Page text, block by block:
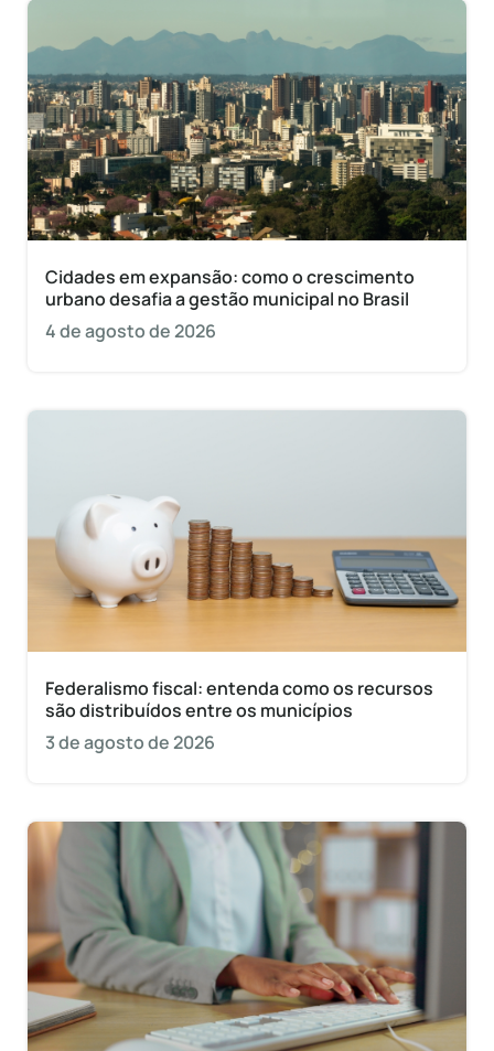
Cidades em expansão: como o crescimento
urbano desafia a gestão municipal no Brasil
4 de agosto de 2026
Federalismo fiscal: entenda como os recursos
são distribuídos entre os municípios
3 de agosto de 2026